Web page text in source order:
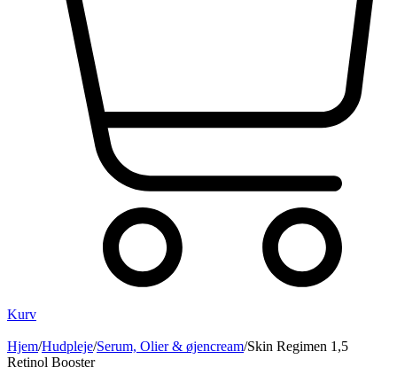
Kurv
Hjem/Hudpleje/Serum, Olier & øjencream/Skin Regimen 1,5
Retinol Booster